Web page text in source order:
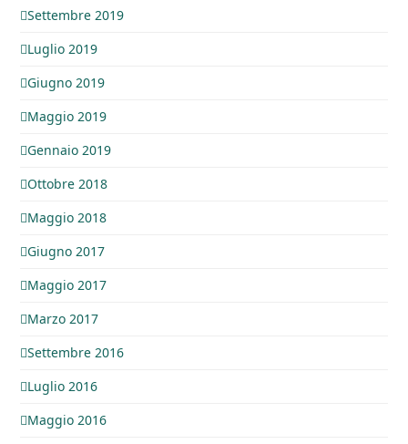
Settembre 2019
Luglio 2019
Giugno 2019
Maggio 2019
Gennaio 2019
Ottobre 2018
Maggio 2018
Giugno 2017
Maggio 2017
Marzo 2017
Settembre 2016
Luglio 2016
Maggio 2016